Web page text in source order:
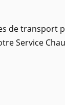
de transport
Service